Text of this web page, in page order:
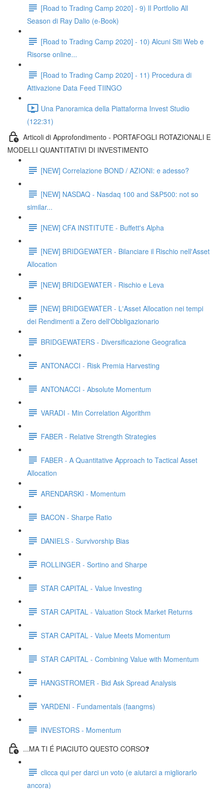
[Road to Trading Camp 2020] - 9) Il Portfolio All
Season di Ray Dalio (e-Book)
[Road to Trading Camp 2020] - 10) Alcuni Siti Web e
Risorse online...
[Road to Trading Camp 2020] - 11) Procedura di
Attivazione Data Feed TIINGO
Una Panoramica della Piattaforma Invest Studio
(122:31)
Articoli di Approfondimento - PORTAFOGLI ROTAZIONALI E
MODELLI QUANTITATIVI DI INVESTIMENTO
[NEW] Correlazione BOND / AZIONI: e adesso?
[NEW] NASDAQ - Nasdaq 100 and S&P500: not so
similar...
[NEW] CFA INSTITUTE - Buffett's Alpha
[NEW] BRIDGEWATER - Bilanciare il Rischio nell'Asset
Allocation
[NEW] BRIDGEWATER - Rischio e Leva
[NEW] BRIDGEWATER - L'Asset Allocation nei tempi
dei Rendimenti a Zero dell'Obbligazionario
BRIDGEWATERS - Diversificazione Geografica
ANTONACCI - Risk Premia Harvesting
ANTONACCI - Absolute Momentum
VARADI - Min Correlation Algorithm
FABER - Relative Strength Strategies
FABER - A Quantitative Approach to Tactical Asset
Allocation
ARENDARSKI - Momentum
BACON - Sharpe Ratio
DANIELS - Survivorship Bias
ROLLINGER - Sortino and Sharpe
STAR CAPITAL - Value Investing
STAR CAPITAL - Valuation Stock Market Returns
STAR CAPITAL - Value Meets Momentum
STAR CAPITAL - Combining Value with Momentum
HANGSTROMER - Bid Ask Spread Analysis
YARDENI - Fundamentals (faangms)
INVESTORS - Momentum
...MA TI É PIACIUTO QUESTO CORSO❓
clicca qui per darci un voto (e aiutarci a migliorarlo
ancora)